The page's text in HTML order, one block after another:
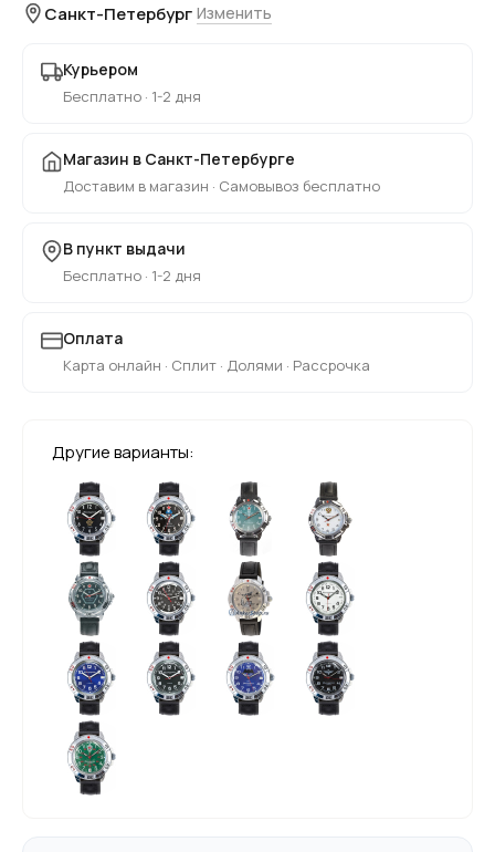
Санкт-Петербург Изменить
Курьером
Бесплатно · 1-2 дня
Магазин в Санкт-Петербурге
Доставим в магазин · Самовывоз бесплатно
В пункт выдачи
Бесплатно · 1-2 дня
Оплата
Карта онлайн · Сплит · Долями · Рассрочка
Другие варианты: